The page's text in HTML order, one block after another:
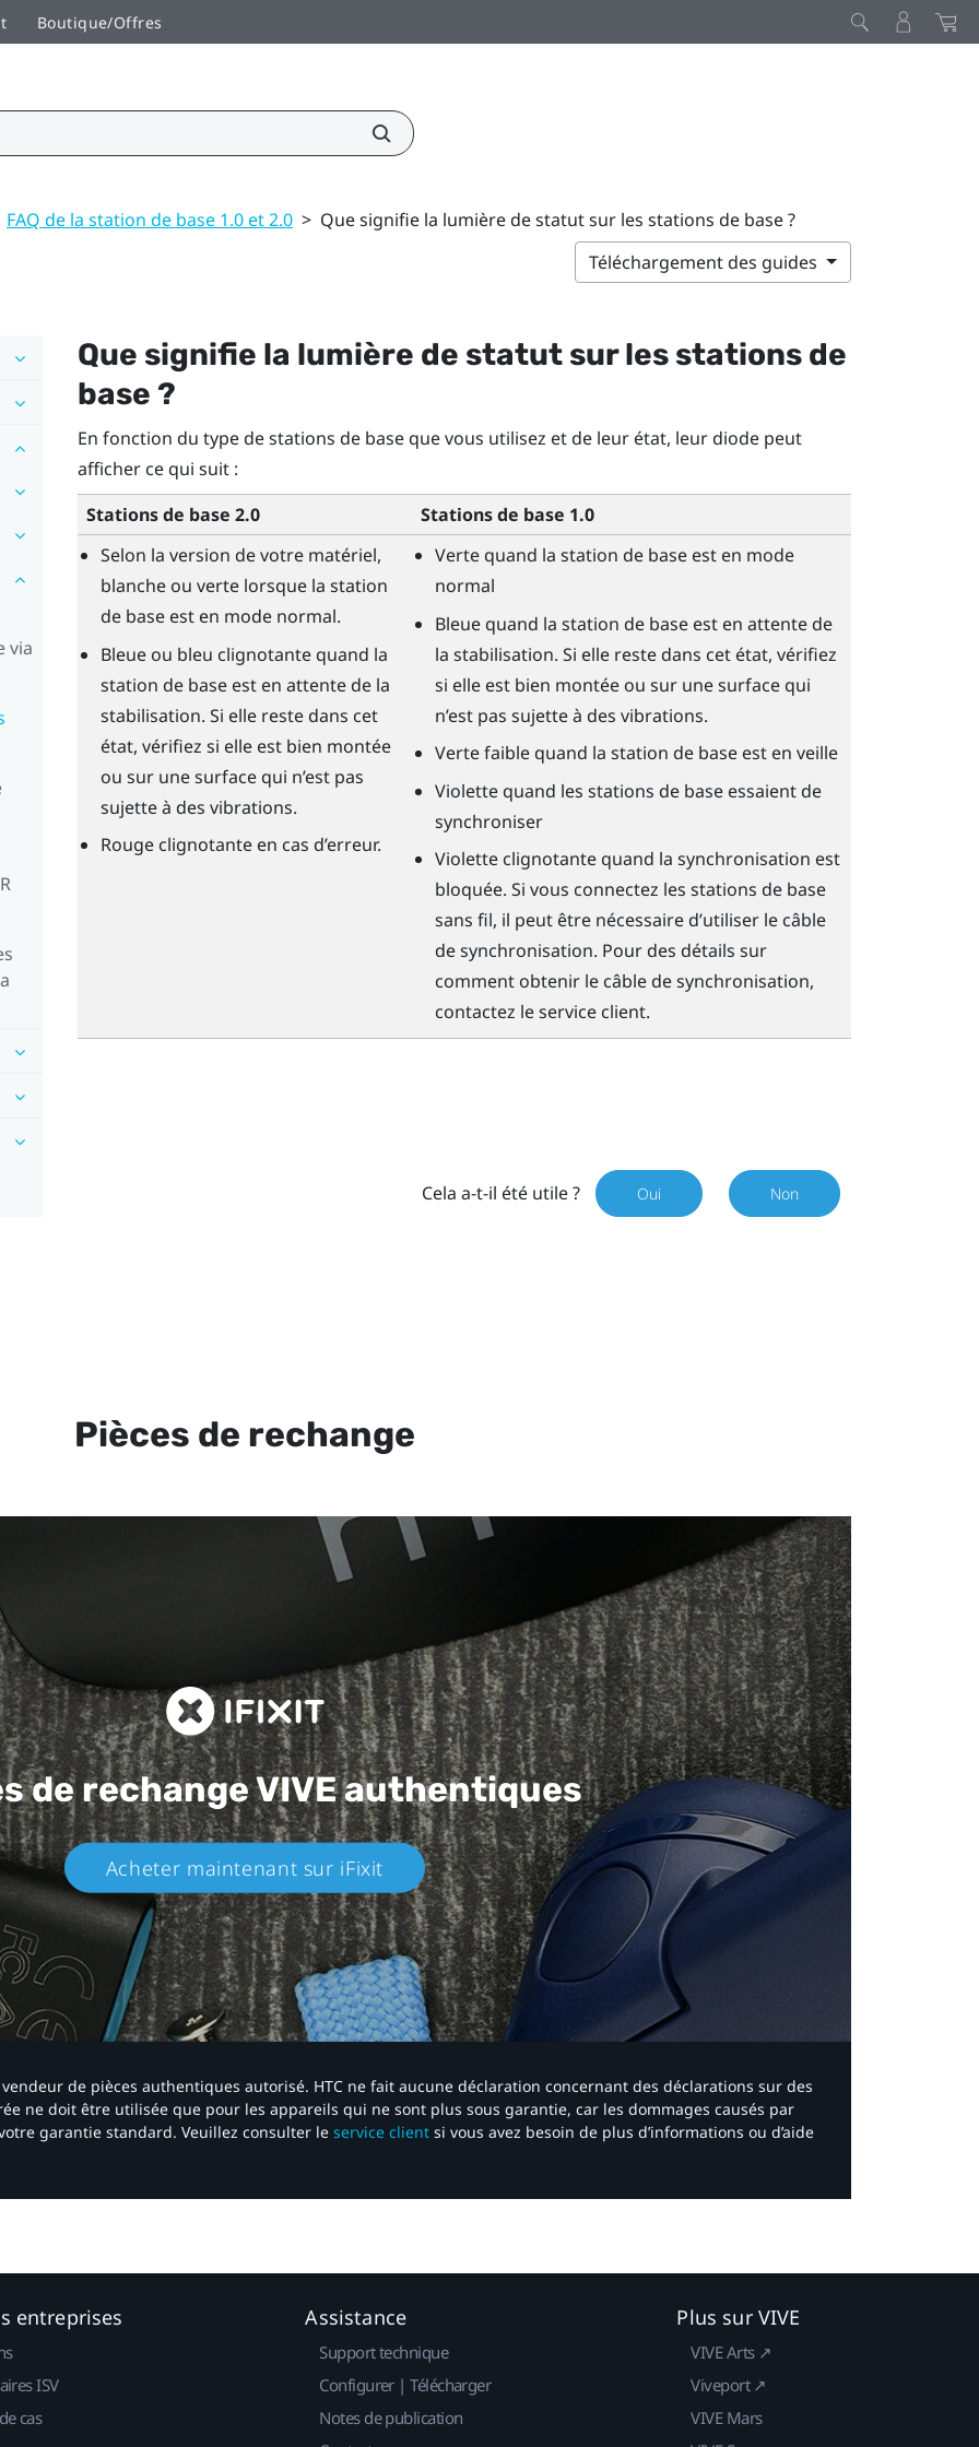
Boutique/Offres
FAQ de la station de base 1.0 et 2.0 > Que signifie la lumière de statut sur les stations de base ?
Téléchargement des guides
via
Que signifie la lumière de statut sur les stations de
base ?
En fonction du type de stations de base que vous utilisez et de leur état, leur diode peut
afficher ce qui suit :
Stations de base 2.0
Stations de base 1.0
Selon la version de votre matériel,
blanche ou verte lorsque la station
de base est en mode normal.
Bleue ou bleu clignotante quand la
station de base est en attente de la
stabilisation. Si elle reste dans cet
état, vérifiez si elle est bien montée
ou sur une surface qui n’est pas
sujette à des vibrations.
Rouge clignotante en cas d’erreur.
Verte quand la station de base est en mode
normal
Bleue quand la station de base est en attente de
la stabilisation. Si elle reste dans cet état, vérifiez
si elle est bien montée ou sur une surface qui
n’est pas sujette à des vibrations.
Verte faible quand la station de base est en veille
Violette quand les stations de base essaient de
synchroniser
Violette clignotante quand la synchronisation est
bloquée. Si vous connectez les stations de base
sans fil, il peut être nécessaire d’utiliser le câble
de synchronisation. Pour des détails sur
comment obtenir le câble de synchronisation,
contactez le service client.
Cela a-t-il été utile ? Oui Non
Pièces de rechange
de rechangeVIVE authentiques​
Acheter maintenant sur iFixit​
de pièces authentiques autorisé. HTC ne fait aucune déclaration concernant des déclarations sur des
ne doit être utilisée que pour les appareils qui ne sont plus sous garantie, car les dommages causés par
garantie standard. Veuillez consulter le service client si vous avez besoin de plus d’informations ou d’aide
entreprises
ISV
cas
Assistance
Support technique
Configurer | Télécharger
Notes de publication
Plus sur VIVE
VIVE Arts ↗
Viveport ↗
VIVE Mars